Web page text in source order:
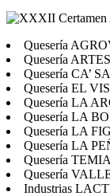
Quesería
Quesería
Quesería CA’
Quesería EL
Quesería LA
Quesería LA
Quesería LA
Quesería LA
Quesería TEMIA
Quesería
Industrias